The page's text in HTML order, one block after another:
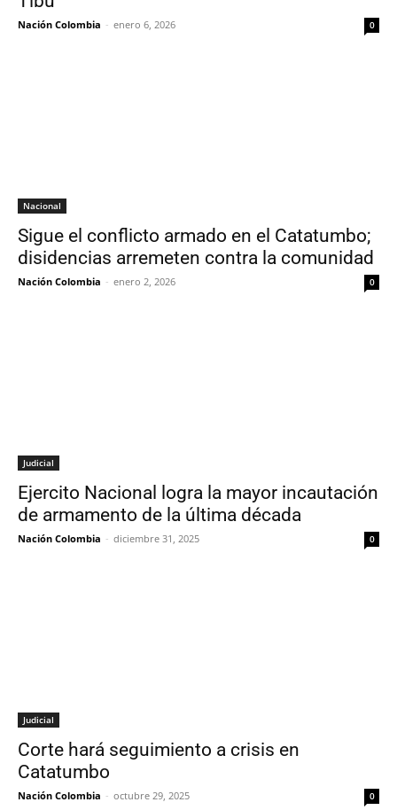
Nación Colombia - enero 6, 2026 0
Nacional
Sigue el conflicto armado en el Catatumbo;
disidencias arremeten contra la comunidad
Nación Colombia - enero 2, 2026 0
Judicial
Ejercito Nacional logra la mayor incautación
de armamento de la última década
Nación Colombia - diciembre 31, 2025 0
Judicial
Corte hará seguimiento a crisis en
Catatumbo
Nación Colombia - octubre 29, 2025 0